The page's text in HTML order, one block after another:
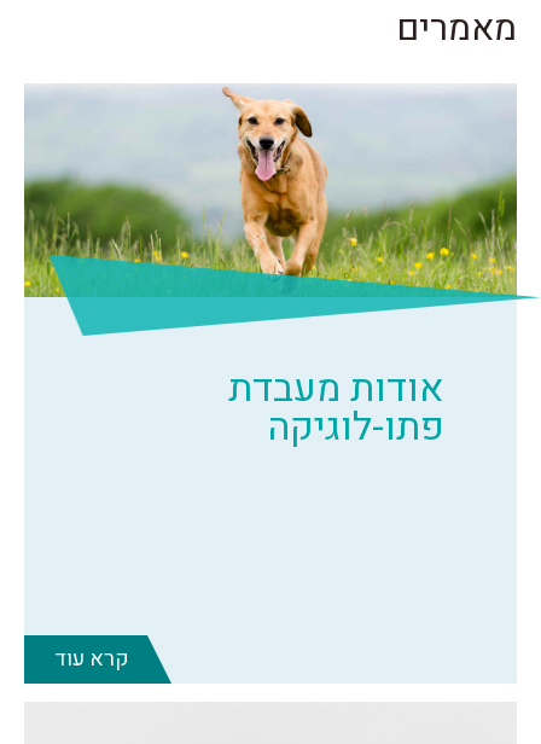
מאמרים
אודות מעבדת
פתו-לוגיקה
קרא עוד